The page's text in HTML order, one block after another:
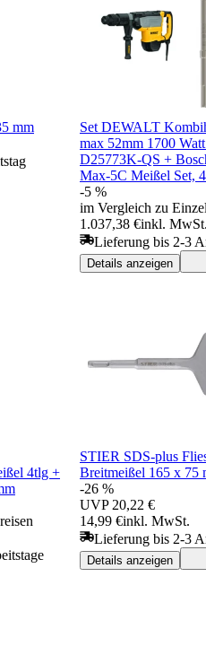
mm
Set DEWALT
max 52mm 1700
D25773K-QS +
Max-5C Meißel Set,
-5 %
im Vergleich zu
1.037,38 €inkl. MwSt.
Lieferung bis 2-3
Details anzeigen
4tlg +
STIER SDS-plus
Breitmeißel 165 x 75
-26 %
UVP 20,22 €
14,99 €inkl. MwSt.
Lieferung bis 2-3
Details anzeigen